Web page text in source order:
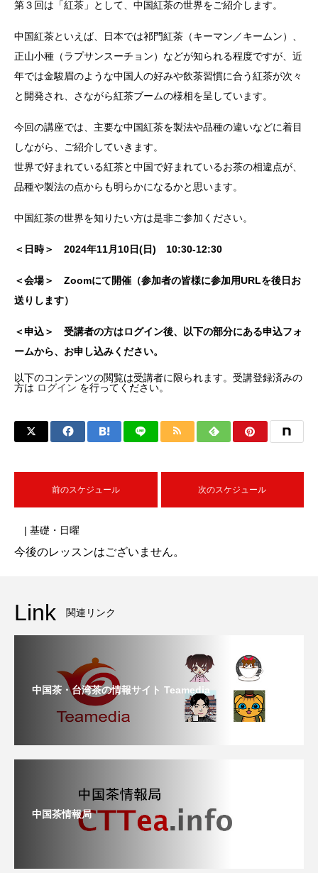
第３回は「紅茶」として、中国紅茶の世界をご紹介します。
中国紅茶といえば、日本では祁門紅茶（キーマン／キームン）、
正山小種（ラプサンスーチョン）などが知られる程度ですが、近
年では金駿眉のような中国人の好みや飲茶習慣に合う紅茶が次々
と開発され、さながら紅茶ブームの様相を呈しています。
今回の講座では、主要な中国紅茶を製法や品種の違いなどに着目
しながら、ご紹介していきます。
世界で好まれている紅茶と中国で好まれているお茶の相違点が、
品種や製法の点からも明らかになるかと思います。
中国紅茶の世界を知りたい方は是非ご参加ください。
＜日時＞ 2024年11月10日(日) 10:30-12:30
＜会場＞ Zoomにて開催（参加者の皆様に参加用URLを後日お
送りします）
＜申込＞ 受講者の方はログイン後、以下の部分にある申込フォ
ームから、お申し込みください。
以下のコンテンツの閲覧は受講者に限られます。受講登録済みの
方は ログイン を行ってください。
前のスケジュール 次のスケジュール
| 基礎・日曜
今後のレッスンはございません。
Link 関連リンク
中国茶・台湾茶の情報サイト Teamedia
中国茶情報局